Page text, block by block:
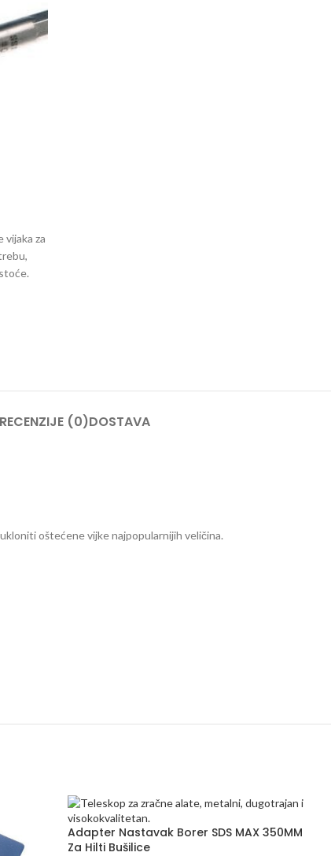
RECENZIJE (0)DOSTAVA
oštećene vijke najpopularnijih veličina.
Adapter Nastavak Borer SDS MAX 350MM
Za Hilti Bušilice